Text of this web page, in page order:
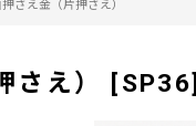
押さえ金（片押さえ）
さえ） [SP36]